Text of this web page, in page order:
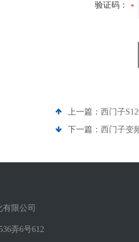
验证码：
上一篇： 西门子
下一篇： 西门子变
限公司
弄6号612